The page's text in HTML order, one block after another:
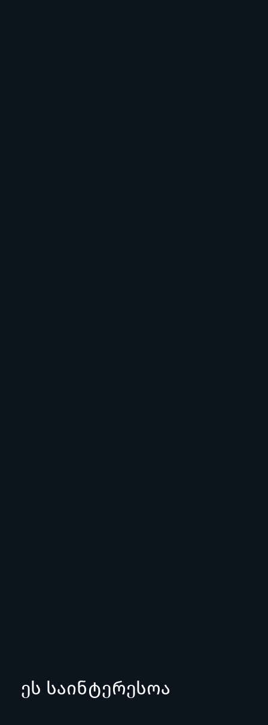
ეს საინტერესოა